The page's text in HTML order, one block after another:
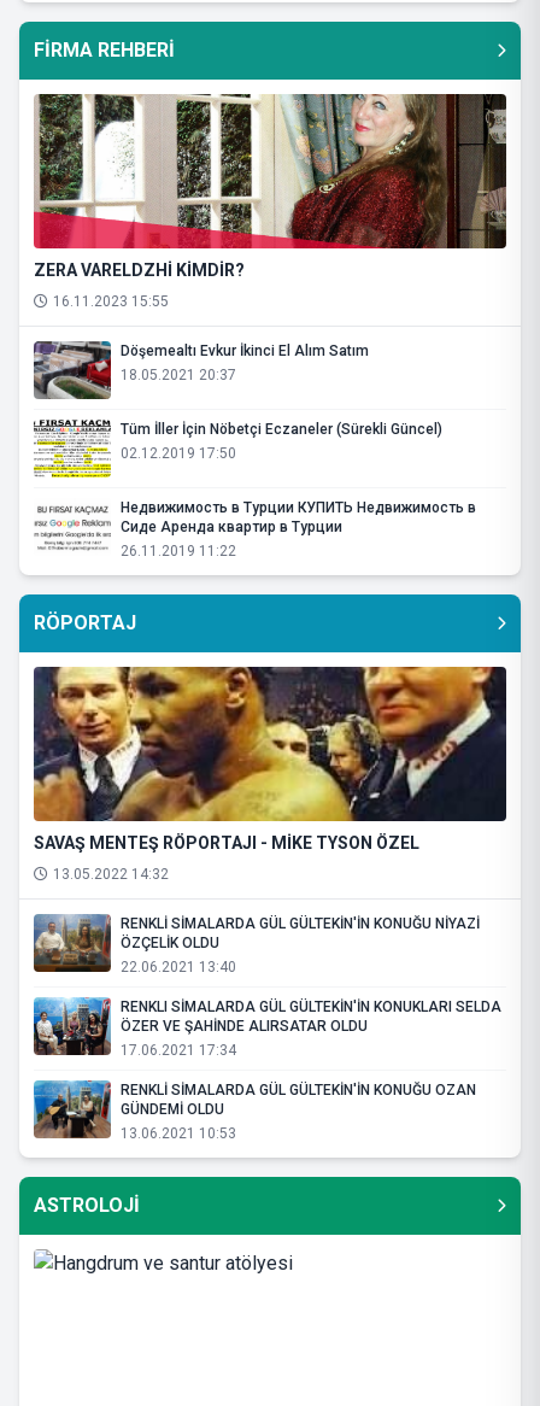
FİRMA REHBERİ
ZERA VARELDZHİ KİMDİR?
16.11.2023 15:55
Döşemealtı Evkur İkinci El Alım Satım
18.05.2021 20:37
Tüm İller İçin Nöbetçi Eczaneler (Sürekli Güncel)
02.12.2019 17:50
Недвижимость в Турции КУПИТЬ Недвижимость в
Сиде Аренда квартир в Турции
26.11.2019 11:22
RÖPORTAJ
SAVAŞ MENTEŞ RÖPORTAJI - MİKE TYSON ÖZEL
13.05.2022 14:32
RENKLİ SİMALARDA GÜL GÜLTEKİN'İN KONUĞU NİYAZİ
ÖZÇELİK OLDU
22.06.2021 13:40
RENKLI SİMALARDA GÜL GÜLTEKİN'İN KONUKLARI SELDA
ÖZER VE ŞAHİNDE ALIRSATAR OLDU
17.06.2021 17:34
RENKLİ SİMALARDA GÜL GÜLTEKİN'İN KONUĞU OZAN
GÜNDEMİ OLDU
13.06.2021 10:53
ASTROLOJİ